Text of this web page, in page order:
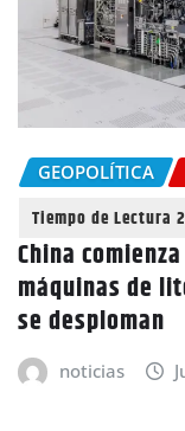
GEOPOLÍTICA
China
máquinas de
se desploman
noticias